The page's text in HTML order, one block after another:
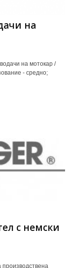
на
на мотокар /
- средно;
с немски